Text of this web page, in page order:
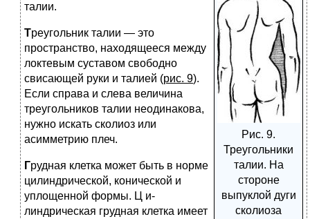
Рис. 9.
Треугольники
талии. На
стороне
выпуклой дуги
сколиоза
талии.
Треугольник талии — это
пространство, находящееся между
локтевым суставом свободно
свисающей руки и талией (рис. 9).
Если справа и слева величина
треугольников талии неодинакова,
нужно искать сколиоз или
асимметрию плеч.
Грудная клетка может быть в норме
цилиндрической, конической и
уплощенной формы. Ц и-
линдрическая грудная клетка имеет